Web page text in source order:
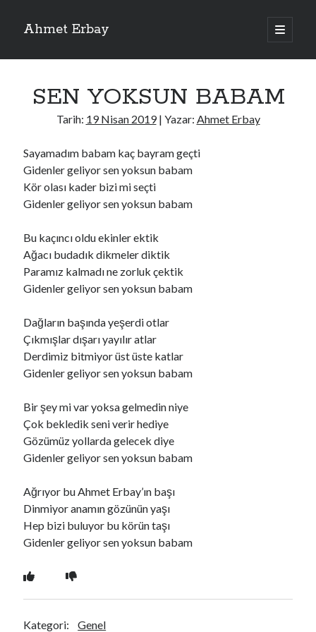
Ahmet Erbay
ana
menüyü
Yan
ELİF BENİ BIRAKMA
ÖLÜM GELSİN
DOĞRU YOLDAN ÇIKAMAM
Son Yorumlar
BAĞIŞLA ADINIiçindario72
BAĞIŞLA ADINIiçinold_betty6573
BAĞIŞLA ADINIiçinfoodie22
BAĞIŞLA ADINIiçinZoe72
Ara
SEN YOKSUN BABAM
Tarih: 19 Nisan 2019| Yazar: Ahmet Erbay
Sayamadım babam kaç bayram geçti
Gidenler geliyor sen yoksun babam
Kör olası kader bizi mi seçti
Gidenler geliyor sen yoksun babam
Bu kaçıncı oldu ekinler ektik
Ağacı budadık dikmeler diktik
Paramız kalmadı ne zorluk çektik
Gidenler geliyor sen yoksun babam
Dağların başında yeşerdi otlar
Çıkmışlar dışarı yayılır atlar
Derdimiz bitmiyor üst üste katlar
Gidenler geliyor sen yoksun babam
Bir şey mi var yoksa gelmedin niye
Çok bekledik seni verir hediye
Gözümüz yollarda gelecek diye
Gidenler geliyor sen yoksun babam
Ağrıyor bu Ahmet Erbay’ın başı
Dinmiyor anamın gözünün yaşı
Hep bizi buluyor bu körün taşı
Gidenler geliyor sen yoksun babam
Kategori: Genel